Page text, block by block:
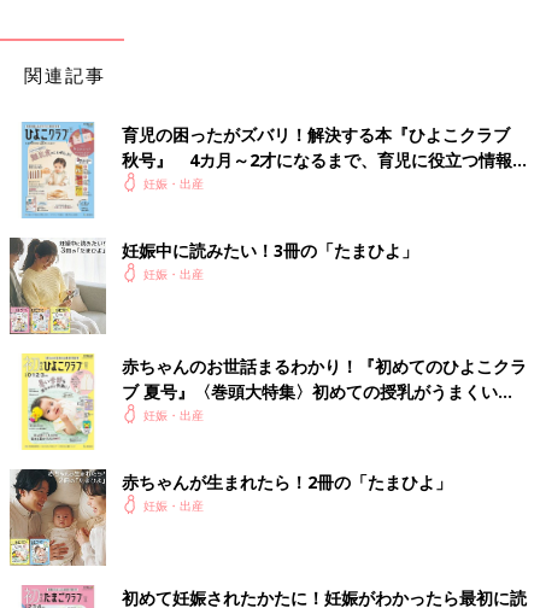
関連記事
育児の困ったがズバリ！解決する本『ひよこクラブ
秋号』 4カ月～2才になるまで、育児に役立つ情報が
いっぱい！
妊娠・出産
妊娠中に読みたい！3冊の「たまひよ」
妊娠・出産
赤ちゃんのお世話まるわかり！『初めてのひよこクラ
ブ 夏号』〈巻頭大特集〉初めての授乳がうまくい
く！ おっぱい・ミルクの基本と夏のトラブル 解決テ
妊娠・出産
赤ちゃんが生まれたら！2冊の「たまひよ」
妊娠・出産
初めて妊娠されたかたに！妊娠がわかったら最初に読